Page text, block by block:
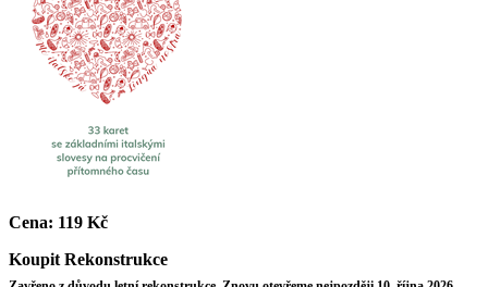
Cena: 119 Kč
KoupitRekonstrukce